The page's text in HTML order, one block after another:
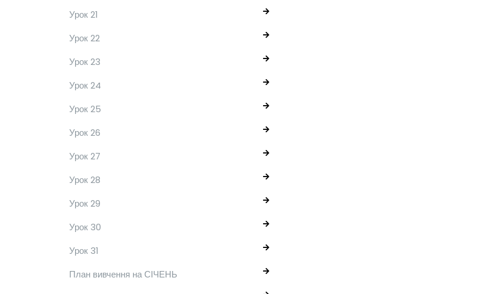
Урок 21
Урок 22
Урок 23
Урок 24
Урок 25
Урок 26
Урок 27
Урок 28
Урок 29
Урок 30
Урок 31
План вивчення на СІЧЕНЬ